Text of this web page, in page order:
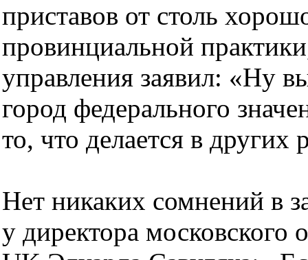
приставов от столь
провинциальной
управления заявил: «Ну
город федерального
то, что делается в других
Нет никаких сомнений в
у директора